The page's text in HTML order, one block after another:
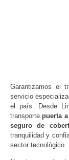
Garantizamos el
servicio
el país. Desde
transporte puerta
seguro de
tranquilidad y
sector tecnológico.